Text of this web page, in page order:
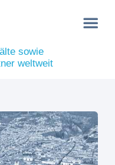
sowie
weltweit